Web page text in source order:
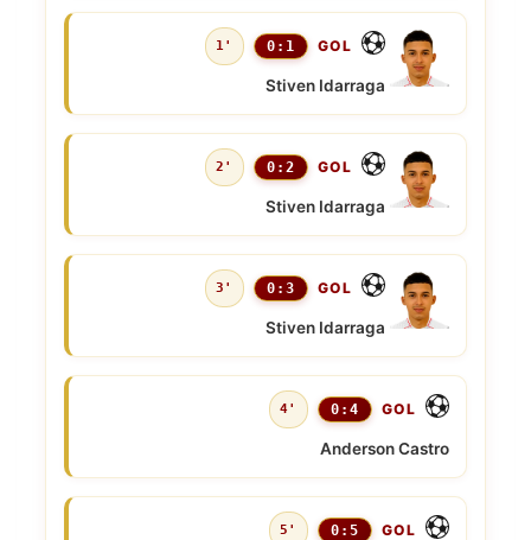
1' 0:1 GOL
Stiven Idarraga
2' 0:2 GOL
Stiven Idarraga
3' 0:3 GOL
Stiven Idarraga
4' 0:4 GOL
Anderson Castro
5' 0:5 GOL